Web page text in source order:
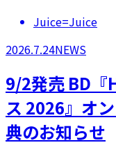
Juice=Juice
2026.7.24NEWS
9/2発売 BD
ス 2026』オ
典のお知らせ